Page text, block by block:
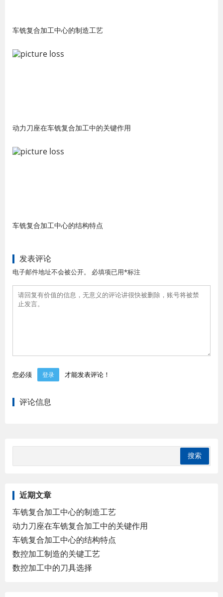
车铣复合加工中心的制造工艺
动力刀座在车铣复合加工中的关键作用
车铣复合加工中心的结构特点
发表评论
电子邮件地址不会被公开。 必填项已用*标注
您必须 登录 才能发表评论！
评论信息
近期文章
车铣复合加工中心的制造工艺
动力刀座在车铣复合加工中的关键作用
车铣复合加工中心的结构特点
数控加工制造的关键工艺
数控加工中的刀具选择